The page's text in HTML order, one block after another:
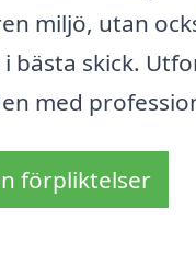
miljö, utan
bästa skick.
med
förpliktelser